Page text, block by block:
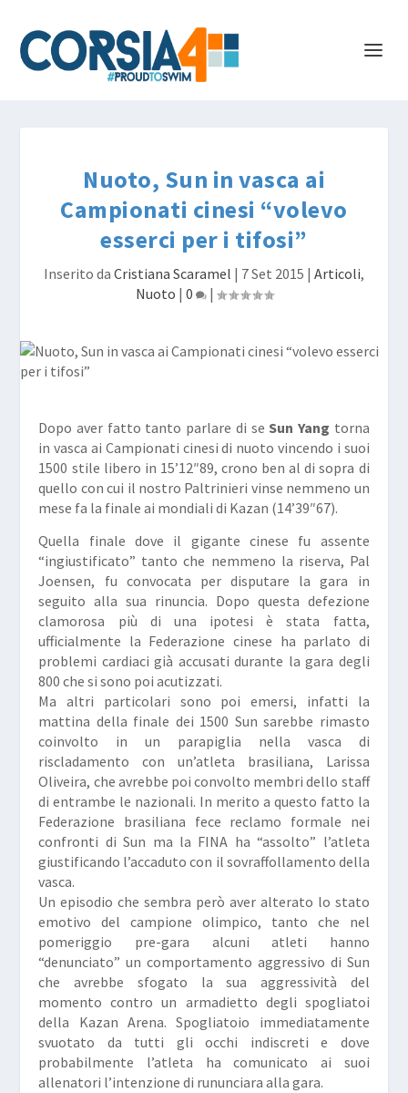
Nuoto, Sun in vasca ai
Campionati cinesi “volevo
esserci per i tifosi”
Inserito da Cristiana Scaramel | 7 Set 2015 | Articoli,
Nuoto | 0 |
Dopo aver fatto tanto parlare di se Sun Yang torna
in vasca ai Campionati cinesi di nuoto vincendo i suoi
1500 stile libero in 15’12″89, crono ben al di sopra di
quello con cui il nostro Paltrinieri vinse nemmeno un
mese fa la finale ai mondiali di Kazan (14’39″67).
Quella finale dove il gigante cinese fu assente
“ingiustificato” tanto che nemmeno la riserva, Pal
Joensen, fu convocata per disputare la gara in
seguito alla sua rinuncia. Dopo questa defezione
clamorosa più di una ipotesi è stata fatta,
ufficialmente la Federazione cinese ha parlato di
problemi cardiaci già accusati durante la gara degli
800 che si sono poi acutizzati.
Ma altri particolari sono poi emersi, infatti la
mattina della finale dei 1500 Sun sarebbe rimasto
coinvolto in un parapiglia nella vasca di
riscladamento con un’atleta brasiliana, Larissa
Oliveira, che avrebbe poi convolto membri dello staff
di entrambe le nazionali. In merito a questo fatto la
Federazione brasiliana fece reclamo formale nei
confronti di Sun ma la FINA ha “assolto” l’atleta
giustificando l’accaduto con il sovraffollamento della
vasca.
Un episodio che sembra però aver alterato lo stato
emotivo del campione olimpico, tanto che nel
pomeriggio pre-gara alcuni atleti hanno
“denunciato” un comportamento aggressivo di Sun
che avrebbe sfogato la sua aggressività del
momento contro un armadietto degli spogliatoi
della Kazan Arena. Spogliatoio immediatamente
svuotato da tutti gli occhi indiscreti e dove
probabilmente l’atleta ha comunicato ai suoi
allenatori l’intenzione di rununciara alla gara.